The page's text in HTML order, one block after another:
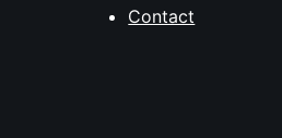
Contact